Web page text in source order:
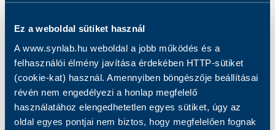
Ez a weboldal sütiket használ
A www.synlab.hu weboldal a jobb működés és a
felhasználói élmény javítása érdekében HTTP-sütiket
(cookie-kat) használ. Amennyiben böngészője beállításai
révén nem engedélyezi a honlap megfelelő
használatához elengedhetetlen egyes sütiket, úgy az
oldal egyes pontjai nem biztos, hogy megfelelően fognak
mennyiségi kimutatása.
Kapcsolódó szolgáltatások